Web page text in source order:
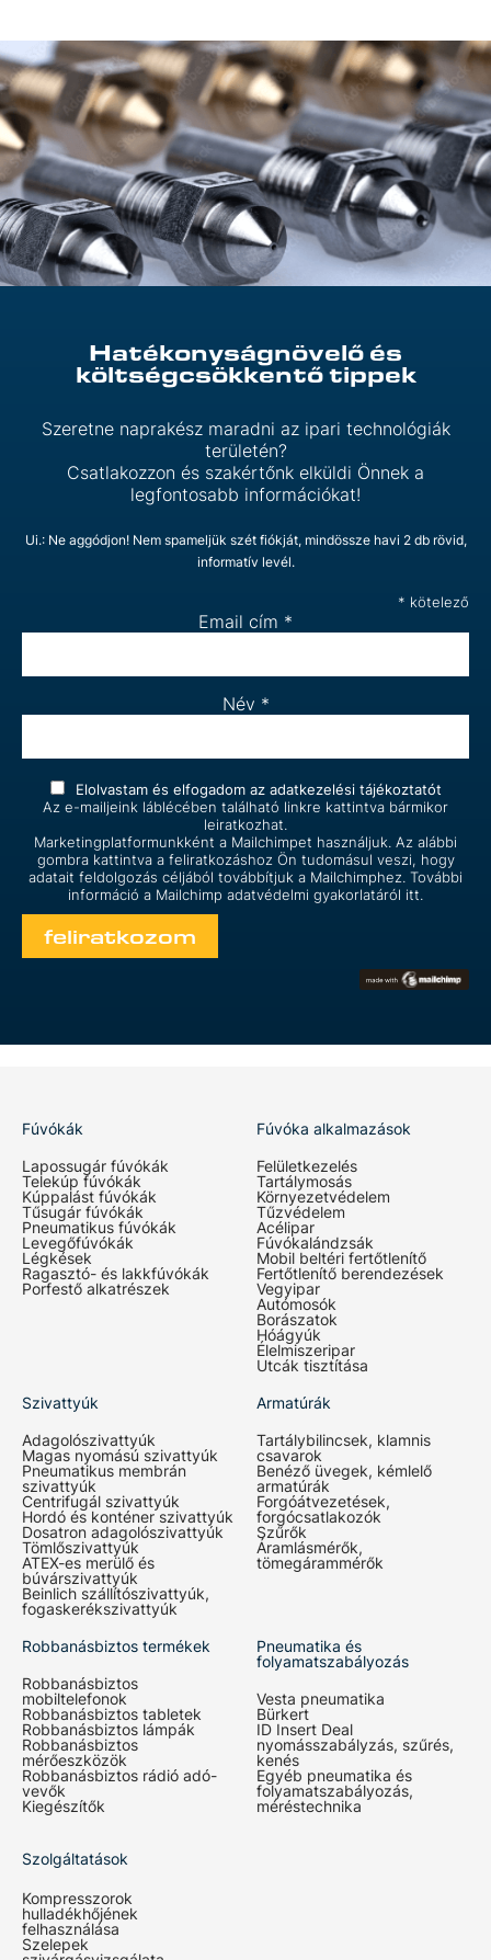
Hatékonyságnövelő és
költségcsökkentő tippek
Szeretne naprakész maradni az ipari technológiák
területén?
Csatlakozzon és szakértőnk elküldi Önnek a
legfontosabb információkat!
Ui.: Ne aggódjon! Nem spameljük szét fiókját, mindössze havi 2 db rövid,
informatív levél.
* kötelező
Email cím *
Név *
Elolvastam és elfogadom az adatkezelési tájékoztatót
Az e-mailjeink láblécében található linkre kattintva bármikor
leiratkozhat.
Marketingplatformunkként a Mailchimpet használjuk. Az alábbi
gombra kattintva a feliratkozáshoz Ön tudomásul veszi, hogy
adatait feldolgozás céljából továbbítjuk a Mailchimphez. További
információ a Mailchimp adatvédelmi gyakorlatáról itt.
Fúvókák
Lapossugár fúvókák
Telekúp fúvókák
Kúppalást fúvókák
Tűsugár fúvókák
Pneumatikus fúvókák
Levegőfúvókák
Légkések
Ragasztó- és lakkfúvókák
Porfestő alkatrészek
Fúvóka alkalmazások
Felületkezelés
Tartálymosás
Környezetvédelem
Tűzvédelem
Acélipar
Fúvókalándzsák
Mobil beltéri fertőtlenítő
Fertőtlenítő berendezések
Vegyipar
Autómosók
Borászatok
Hóágyúk
Élelmiszeripar
Utcák tisztítása
Szivattyúk
Adagolószivattyúk
Magas nyomású szivattyúk
Pneumatikus membrán
szivattyúk
Centrifugál szivattyúk
Hordó és konténer szivattyúk
Dosatron adagolószivattyúk
Tömlőszivattyúk
ATEX-es merülő és
búvárszivattyúk
Beinlich szállítószivattyúk,
fogaskerékszivattyúk
Armatúrák
Tartálybilincsek, klamnis
csavarok
Benéző üvegek, kémlelő
armatúrák
Forgóátvezetések,
forgócsatlakozók
Szűrők
Áramlásmérők,
tömegárammérők
Robbanásbiztos termékek
Robbanásbiztos
mobiltelefonok
Robbanásbiztos tabletek
Robbanásbiztos lámpák
Robbanásbiztos
mérőeszközök
Robbanásbiztos rádió adó-
vevők
Kiegészítők
Pneumatika és
folyamatszabályozás
Vesta pneumatika
Bürkert
ID Insert Deal
nyomásszabályzás, szűrés,
kenés
Egyéb pneumatika és
folyamatszabályozás,
méréstechnika
Szolgáltatások
Kompresszorok
hulladékhőjének
felhasználása
Szelepek